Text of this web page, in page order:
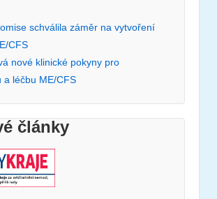
schválila záměr na vytvoření
CFS
nové klinické pokyny pro
a léčbu ME/CFS
články